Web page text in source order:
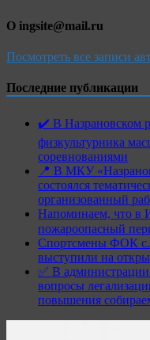
О ingsite@mail.ru
Посмотреть все записи
Последние публикации
✔️ В Назрановском
физкультурника
соревнованиями
📍 В МКУ
состоялся
организованный
Напоминаем, что в
пожароопасный
Спортсмены ФОК
выступили на
✅ В администрации
вопросы
повышения